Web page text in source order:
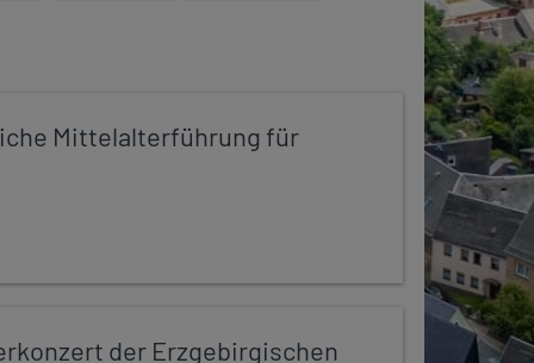
Mittelalterführung für
der Erzgebirgischen